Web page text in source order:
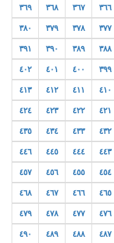
٣٦٦ ٣٦٧ ٣٦٨ ٣٦٩
٣٧٧ ٣٧٨ ٣٧٩ ٣٨٠
٣٨٨ ٣٨٩ ٣٩٠ ٣٩١
٣٩٩ ٤٠٠ ٤٠١ ٤٠٢
٤١٠ ٤١١ ٤١٢ ٤١٣
٤٢١ ٤٢٢ ٤٢٣ ٤٢٤
٤٣٢ ٤٣٣ ٤٣٤ ٤٣٥
٤٤٣ ٤٤٤ ٤٤٥ ٤٤٦
٤٥٤ ٤٥٥ ٤٥٦ ٤٥٧
٤٦٥ ٤٦٦ ٤٦٧ ٤٦٨
٤٧٦ ٤٧٧ ٤٧٨ ٤٧٩
٤٨٧ ٤٨٨ ٤٨٩ ٤٩٠